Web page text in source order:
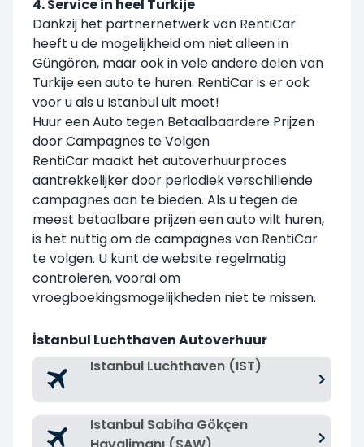
4. Service in heel Turkije
Dankzij het partnernetwerk van RentiCar
heeft u de mogelijkheid om niet alleen in
Güngören, maar ook in vele andere delen van
Turkije een auto te huren. RentiCar is er ook
voor u als u Istanbul uit moet!
Huur een Auto tegen Betaalbaardere Prijzen
door Campagnes te Volgen
RentiCar maakt het autoverhuurproces
aantrekkelijker door periodiek verschillende
campagnes aan te bieden. Als u tegen de
meest betaalbare prijzen een auto wilt huren,
is het nuttig om de campagnes van RentiCar
te volgen. U kunt de website regelmatig
controleren, vooral om
vroegboekingsmogelijkheden niet te missen.
İstanbul Luchthaven Autoverhuur
Istanbul Luchthaven (IST)
Istanbul Sabiha Gökçen